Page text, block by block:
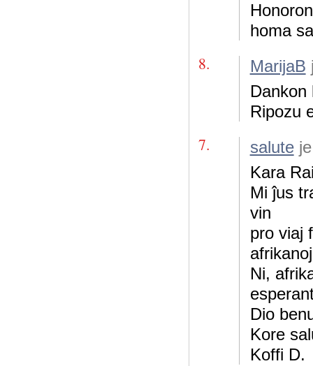
homa
8. MarijaB
Dankon
Ripozu
7. saluteje
Kara
Mi ĵus
vin
pro viaj
Ni,
Dio
Kore
Koffi D.